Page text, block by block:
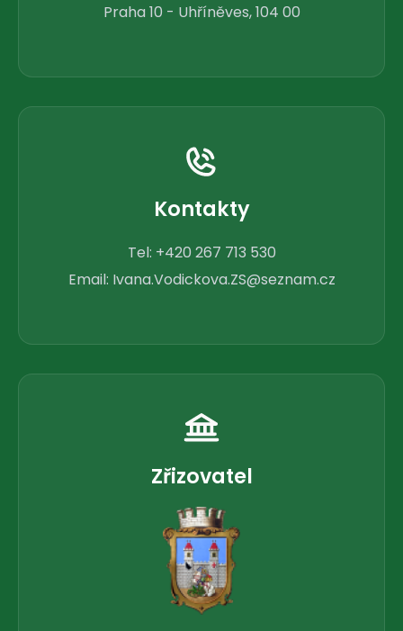
Praha 10 - Uhříněves, 104 00
Kontakty
Tel: +420 267 713 530
Email: Ivana.Vodickova.ZS@seznam.cz
Zřizovatel